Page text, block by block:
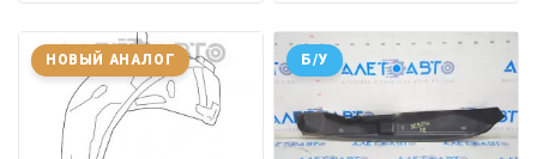
НОВЫЙ АНАЛОГ Б/У